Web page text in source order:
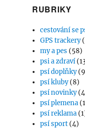
RUBRIKY
cestování se
GPS trackery
my a pes (58)
psi a zdraví
psí doplňky
psí kluby(8)
psí novinky
psí plemena
psí reklama
psí sport (4)